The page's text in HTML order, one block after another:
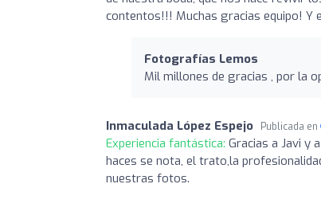
contentos!!! Muchas gracias equipo! Y
Fotografías Lemos
Mil millones de gracias , por la
Inmaculada López Espejo Publicada en
Experiencia fantástica: Gracias a Javi y
haces se nota, el trato,la
nuestras fotos.